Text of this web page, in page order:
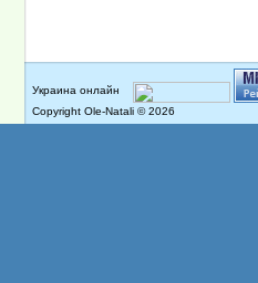
Copyright Ole-Natali © 2026